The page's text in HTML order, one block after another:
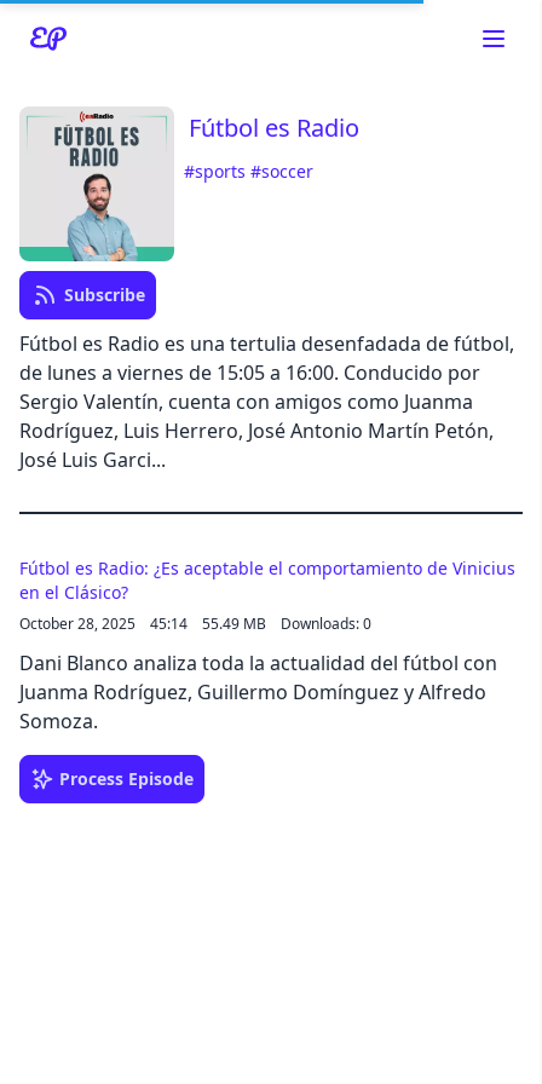
Read about our content policies
Fútbol es Radio
#sports #soccer
Subscribe
Fútbol es Radio es una tertulia desenfadada de fútbol,
de lunes a viernes de 15:05 a 16:00. Conducido por
Sergio Valentín, cuenta con amigos como Juanma
Rodríguez, Luis Herrero, José Antonio Martín Petón,
José Luis Garci...
Cancel
Fútbol es Radio: ¿Es aceptable el comportamiento de Vinicius
en el Clásico?
October 28, 2025 45:14 55.49 MB Downloads: 0
Dani Blanco analiza toda la actualidad del fútbol con
Juanma Rodríguez, Guillermo Domínguez y Alfredo
Somoza.
Process Episode